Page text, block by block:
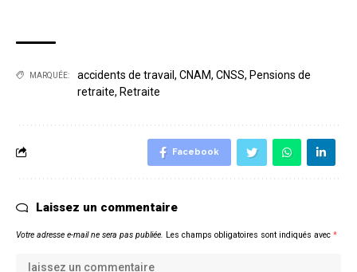
MARQUÉE: accidents de travail , CNAM, CNSS, Pensions de
retraite, Retraite
Facebook
Laissez un commentaire
Votre adresse e-mail ne sera pas publiée. Les champs obligatoires sont indiqués avec *